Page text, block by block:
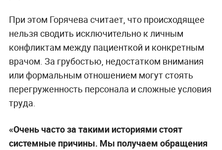
При этом Горячева считает, что происходящее
нельзя сводить исключительно к личным
конфликтам между пациенткой и конкретным
врачом. За грубостью, недостатком внимания
или формальным отношением могут стоять
перегруженность персонала и сложные условия
труда.
«Очень часто за такими историями стоят
системные причины. Мы получаем обращения